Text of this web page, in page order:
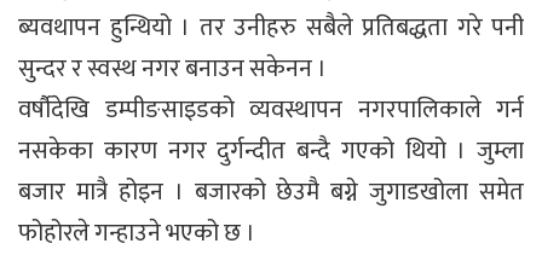
ब्यवथापन हुन्थियो । तर उनीहरु सबैले प्रतिबद्धता गरे पनी
सुन्दर र स्वस्थ नगर बनाउन सकेनन ।
वर्षौदेखि डम्पीङसाइडको व्यवस्थापन नगरपालिकाले गर्न
नसकेका कारण नगर दुर्गन्दीत बन्दै गएको थियो । जुम्ला
बजार मात्रै होइन । बजारको छेउमै बग्ने जुगाडखोला समेत
फोहोरले गन्हाउने भएको छ ।